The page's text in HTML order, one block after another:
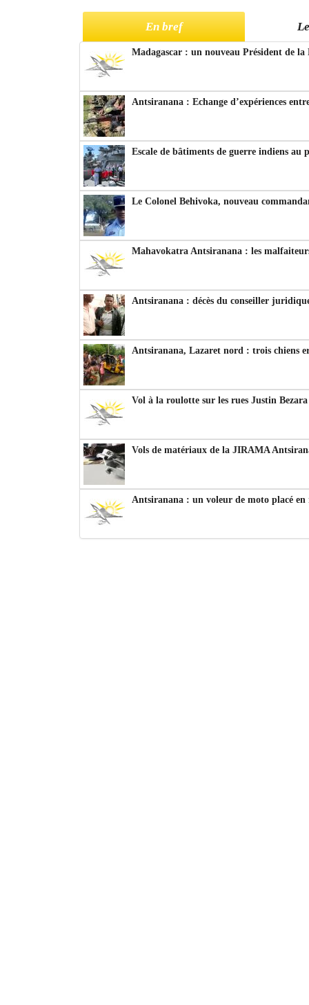
En bref
Madagascar : un nouveau Président de
Antsiranana : Echange d’expériences
Escale de bâtiments de guerre indiens au
Le Colonel Behivoka, nouveau
Mahavokatra Antsiranana : les
Antsiranana : décès du conseiller
Antsiranana, Lazaret nord : trois chiens
Vol à la roulotte sur les rues Justin
Vols de matériaux de la JIRAMA
Antsiranana : un voleur de moto placé en